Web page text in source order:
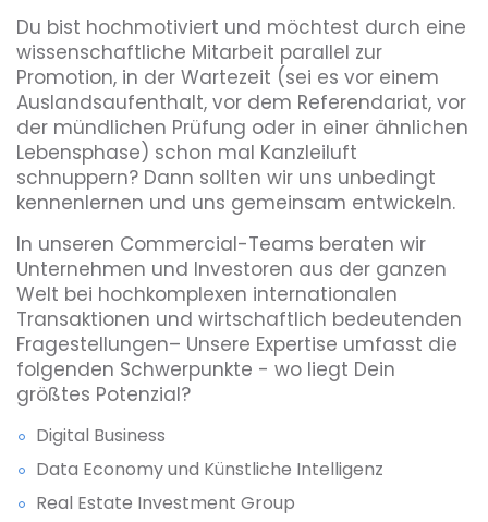
Du bist hochmotiviert und möchtest durch eine
wissenschaftliche Mitarbeit parallel zur
Promotion, in der Wartezeit (sei es vor einem
Auslandsaufenthalt, vor dem Referendariat, vor
der mündlichen Prüfung oder in einer ähnlichen
Lebensphase) schon mal Kanzleiluft
schnuppern? Dann sollten wir uns unbedingt
kennenlernen und uns gemeinsam entwickeln.
In unseren Commercial-Teams beraten wir
Unternehmen und Investoren aus der ganzen
Welt bei hochkomplexen internationalen
Transaktionen und wirtschaftlich bedeutenden
Fragestellungen– Unsere Expertise umfasst die
folgenden Schwerpunkte - wo liegt Dein
größtes Potenzial?
Digital Business
Data Economy und Künstliche Intelligenz
Real Estate Investment Group